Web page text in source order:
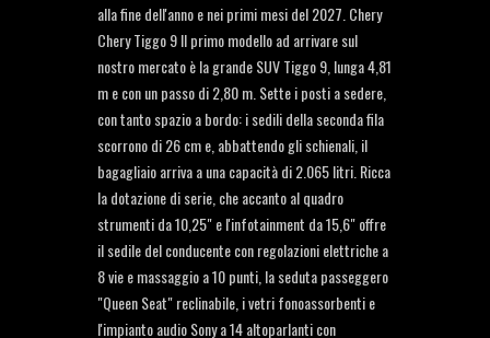
alla fine dell'anno e nei primi mesi del 2027. Chery
Chery Tiggo 9 Il primo modello ad arrivare sul
nostro mercato è la grande SUV Tiggo 9, lunga 4,81
m e con un passo di 2,80 m. Sette i posti a sedere,
con tanto spazio a bordo: i sedili della seconda fila
scorrono di 26 cm e, abbattendo gli schienali, il
bagagliaio arriva a una capacità di 2.065 litri. Ricca
la dotazione di serie, che accanto al quadro
strumenti da 10,25" e l'infotainment da 15,6" offre
il sedile del conducente con regolazioni elettriche a
8 vie e massaggio a 10 punti, la seduta passeggero
"Queen Seat" reclinabile, i vetri fonoassorbenti e
l'impianto audio Sony a 14 altoparlanti con